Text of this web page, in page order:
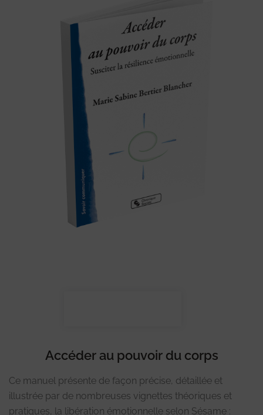
Accéder au pouvoir du corps
Ce manuel présente de façon précise, détaillée et
illustrée par de nombreuses vignettes théoriques et
pratiques, la libération émotionnelle selon Sésame :